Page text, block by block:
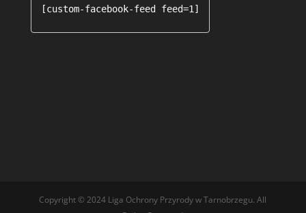
[custom-facebook-feed feed=1]
Copyright © 2024 Liga Ochrony Przyrody w Tarnobrzegu. All